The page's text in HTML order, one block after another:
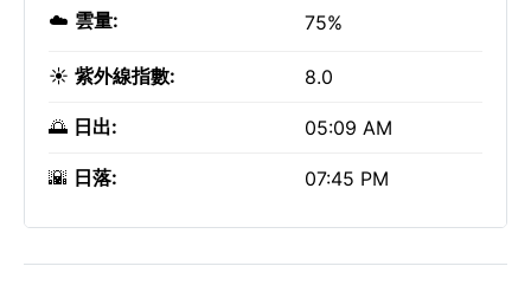
☁️ 雲量: 75%
☀️ 紫外線指數: 8.0
🌅 日出: 05:09 AM
🌇 日落: 07:45 PM